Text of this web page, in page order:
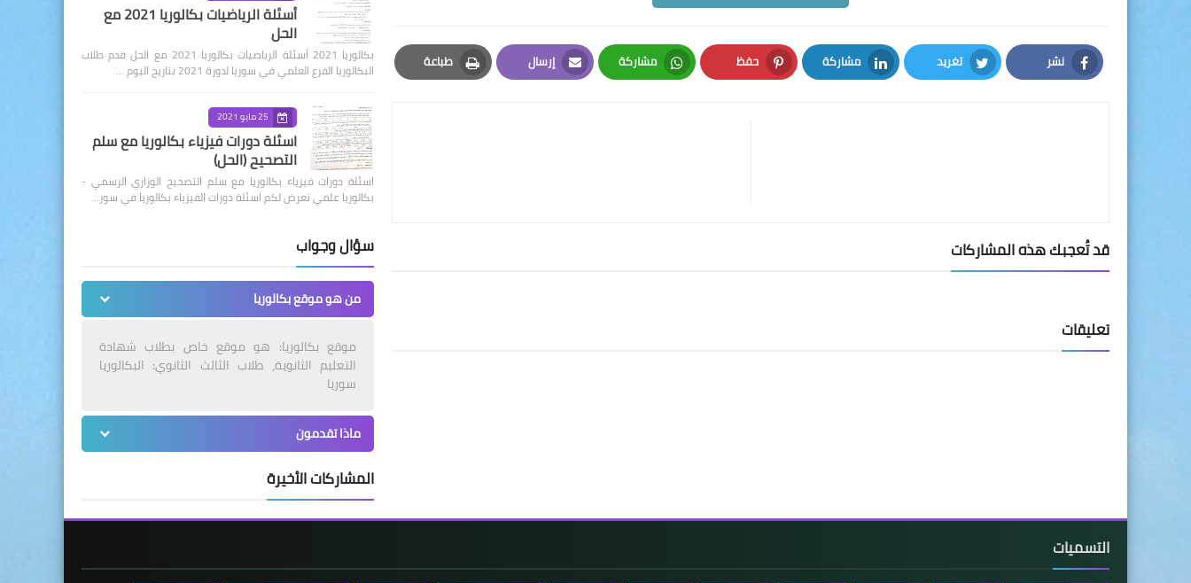
نشر
Facebook
تغريد
Twitter
مشاركة
LinkedIn
حفظ
Pinterest
مشاركة
Whatsapp
إرسال
Email
طباعة
Print
قد تُعجبك هذه المشاركات
تعليقات
أسئلة الرياضيات بكالوريا 2021 مع
الحل
بكالوريا 2021 أسئلة الرياضيات بكالوريا 2021 مع الحل قدم طلاب
البكالوريا الفرع العلمي في سوريا لدورة 2021 بتاريخ اليوم …
25 مايو 2021
اسئلة دورات فيزياء بكالوريا مع سلم
التصحيح (الحل)
اسئلة دورات فيزياء بكالوريا مع سلم التصحيح الوزاري الرسمي -
بكالوريا علمي نعرض لكم اسئلة دورات الفيزياء بكالوريا في سور…
سؤال وجواب
من هو موقع بكالوريا
موقع بكالوريا: هو موقع خاص بطلاب شهادة
التعليم الثانوية، طلاب الثالث الثانوي: البكالوريا
سوريا
ماذا تقدمون
المشاركات الأخيرة
التسميات